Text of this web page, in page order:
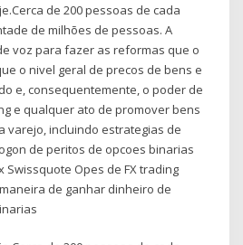
de 200 pessoas de cada
de milhões de pessoas. A
voz para fazer as reformas que o
o nivel geral de precos de bens e
e, consequentemente, o poder de
e qualquer ato de promover bens
varejo, incluindo estrategias de
de peritos de opcoes binarias
Swissquote Opes de FX trading
de ganhar dinheiro de